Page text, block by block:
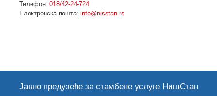
Телефон: 018/42-24-724
Електронска пошта: info@nisstan.rs
Јавно предузеће за стамбене услуге НишСтан